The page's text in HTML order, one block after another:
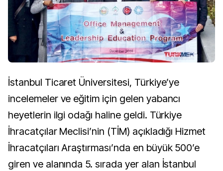
İstanbul Ticaret Üniversitesi, Türkiye’ye
incelemeler ve eğitim için gelen yabancı
heyetlerin ilgi odağı haline geldi. Türkiye
İhracatçılar Meclisi’nin (TİM) açıkladığı Hizmet
İhracatçıları Araştırması’nda en büyük 500’e
giren ve alanında 5. sırada yer alan İstanbul